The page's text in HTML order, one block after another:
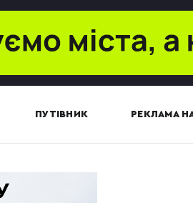
ПУТІВНИК РЕКЛАМА